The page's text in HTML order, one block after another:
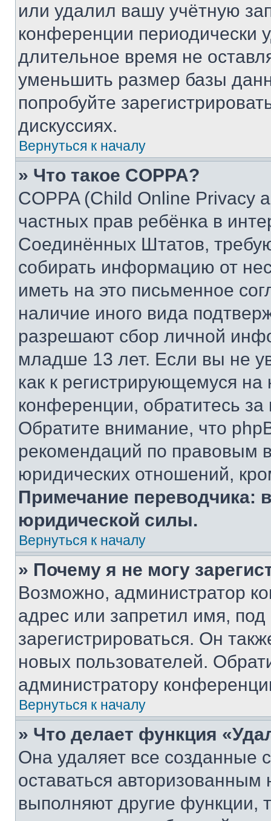
или удалил вашу учётную
конференции периодически
длительное время не
уменьшить размер базы
попробуйте
дискуссиях.
Вернуться к началу
» Что такое COPPA?
COPPA (Child Online Privacy
частных прав ребёнка в
Соединённых Штатов,
собирать информацию от
иметь на это письменное
наличие иного вида
разрешают сбор личной
младше 13 лет. Если вы не
как к регистрирующемуся
конференции, обратитесь
Обратите внимание, что
рекомендаций по правовым
юридических отношений,
Примечание переводчика:
юридической силы.
Вернуться к началу
» Почему я не могу
Возможно, администратор
адрес или запретил имя,
зарегистрироваться. Он
новых пользователей.
администратору
Вернуться к началу
» Что делает функция
Она удаляет все созданные
оставаться
выполняют другие функции,